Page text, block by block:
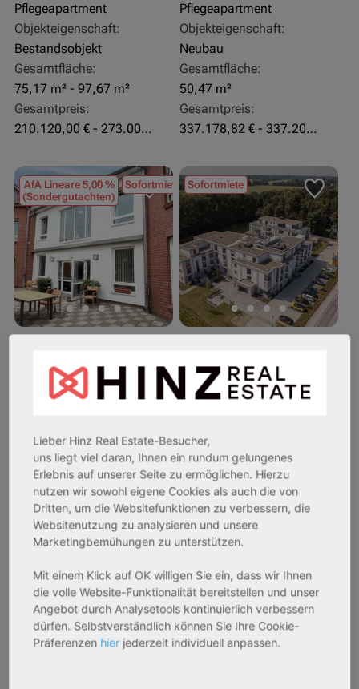
Pflegeapartment
Objekteigenschaft:
Bestandsobjekt
Gesamtfläche:
75,17 m² - 97,67 m²
Gesamtpreis:
210.120,00 € - 273.003,24 €
Pflegeapartment
Objekteigenschaft:
Neubau
Gesamtfläche:
50,47 m²
Gesamtpreis:
337.178,82 € - 337.207,06 €
AfA Lineare 5,00 %
(Sondergutachten)
Sofortmiete
Rendite:
3,60 %
Pflegeapartment
Objekteigenschaft:
Bestandsobjekt
Gesamtfläche:
41,59 m² - 62,15 m²
Gesamtpreis:
Sofortmiete
Rendite:
3,50 %
Pflegeapartment
Objekteigenschaft:
Bestandsobjekt
Gesamtfläche:
50,95 m² - 56,21 m²
Gesamtpreis:
AfA Degressive 5,00 % Sofortmiete
Lieber Hinz Real Estate-Besucher,
uns liegt viel daran, Ihnen ein rundum gelungenes
Erlebnis auf unserer Seite zu ermöglichen. Hierzu
nutzen wir sowohl eigene Cookies als auch die von
Dritten, um die Websitefunktionen zu verbessern, die
Websitenutzung zu analysieren und unsere
Marketingbemühungen zu unterstützen.
Mit einem Klick auf OK willigen Sie ein, dass wir Ihnen
die volle Website-Funktionalität bereitstellen und unser
Angebot durch Analysetools kontinuierlich verbessern
dürfen. Selbstverständlich können Sie Ihre Cookie-
Präferenzen hier jederzeit individuell anpassen.